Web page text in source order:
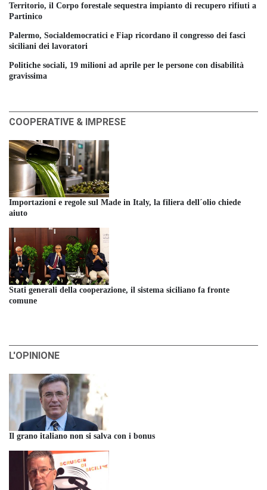
Territorio, il Corpo forestale sequestra impianto di recupero rifiuti a
Partinico
Palermo, Socialdemocratici e Fiap ricordano il congresso dei fasci
siciliani dei lavoratori
Politiche sociali, 19 milioni ad aprile per le persone con disabilità
gravissima
COOPERATIVE & IMPRESE
Importazioni e regole sul Made in Italy, la filiera dell´olio chiede
aiuto
Stati generali della cooperazione, il sistema siciliano fa fronte
comune
L'OPINIONE
Il grano italiano non si salva con i bonus